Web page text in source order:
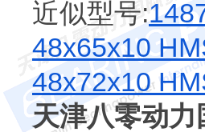
近似型号:
48x65x10
48x72x10
天津八零动